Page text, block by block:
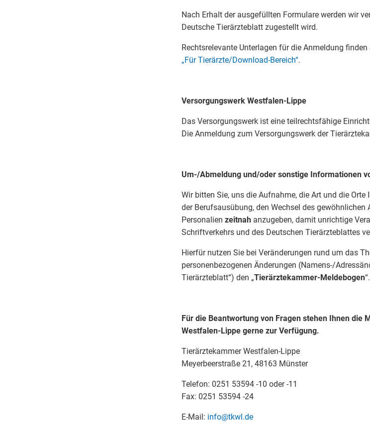
Nach Erhalt der ausgefüllten Formulare werden wir
Deutsche Tierärzteblatt zugestellt wird.
Rechtsrelevante Unterlagen für die Anmeldung
„Für Tierärzte/Download-Bereich“.
Versorgungswerk Westfalen-Lippe
Das Versorgungswerk ist eine teilrechtsfähige
Die Anmeldung zum Versorgungswerk der
Um-/Abmeldung und/oder sonstige Informationen
Wir bitten Sie, uns die Aufnahme, die Art und die
der Berufsausübung, den Wechsel des
Personalien zeitnahanzugeben, damit un­richtige
Schriftverkehrs und des Deutschen Tierärzteblattes
Hierfür nutzen Sie bei Veränderungen rund um das
personenbezogenen Änderungen (Namens-/
Tierärzteblatt“) den „Tierärztekammer-Meldebogen“.
Für die Beantwortung von Fragen stehen Ihnen
Westfalen-Lippe gerne zur Verfügung.
Tierärztekammer Westfalen-Lippe
Meyerbeerstraße 21, 48163 Münster
Telefon: 0251 53594 -10 oder -11
Fax: 0251 53594 -24
E-Mail: info@tkwl.de